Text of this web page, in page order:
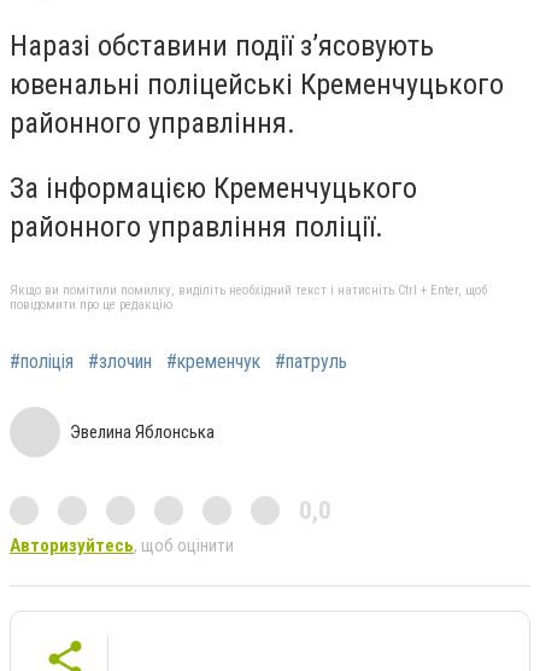
Наразі обставини події з’ясовують
ювенальні поліцейські Кременчуцького
районного управління.
За інформацією Кременчуцького
районного управління поліції.
Якщо ви помітили помилку, виділіть необхідний текст і натисніть Ctrl + Enter, щоб
повідомити про це редакцію
#поліція #злочин #кременчук #патруль
Эвелина Яблонська
0,0
Авторизуйтесь, щоб оцінити